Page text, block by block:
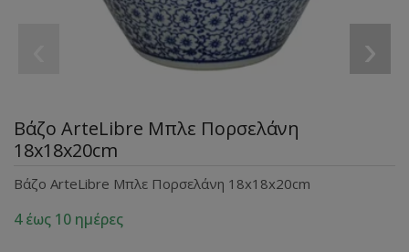
›
Βάζο ArteLibre Μπλε Πορσελάνη
18x18x20cm
Βάζο ArteLibre Μπλε Πορσελάνη 18x18x20cm
4 έως 10 ημέρες